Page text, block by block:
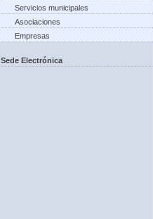
Servicios municipales
Asociaciones
Empresas
Sede Electrónica